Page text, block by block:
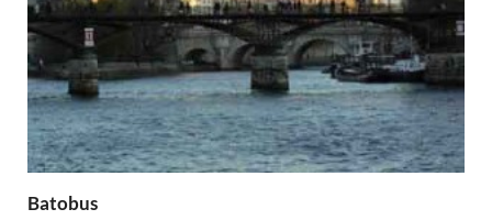
Batobus